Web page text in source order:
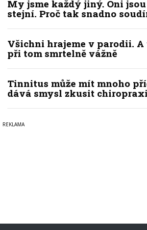
My jsme každý jiný. Oni
stejní. Proč tak snadno
Všichni hrajeme v parodii. A
při tom smrtelně vážně
Tinnitus může mít mnoho
dává smysl zkusit